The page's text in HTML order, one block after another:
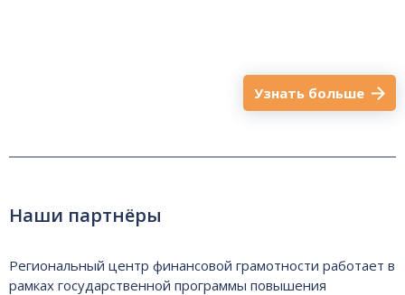
Узнать больше
Наши партнёры
Региональный центр финансовой грамотности работает в
рамках государственной программы повышения